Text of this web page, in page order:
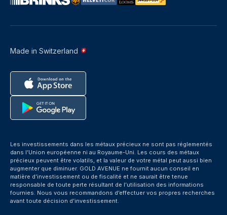
Made in Switzerland
Les investissements dans les métaux précieux ne sont pas réglementés
dans l’Union européenne ni au Royaume-Uni. Les cours des métaux
précieux peuvent être volatils, et la valeur de votre métal peut aussi bien
augmenter que diminuer. GOLD AVENUE ne fournit aucun conseil en
matière d’investissement ou de fiscalité et ne saurait être tenue
responsable de toute perte résultant de l’utilisation des informations
fournies. Nous vous recommandons d’effectuer vos propres recherches
avant toute décision d’investissement.